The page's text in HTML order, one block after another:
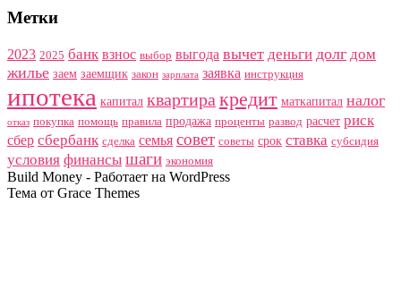
Метки
2023 2025 банк взнос выбор выгода вычет деньги долг дом
жилье заем заемщик закон зарплата заявка инструкция
ипотека капитал квартира кредит маткапитал налог
отказ покупка помощь правила продажа проценты развод расчет риск
сбер сбербанк сделка семья совет советы срок ставка субсидия
условия финансы шаги экономия
Build Money - Работает на WordPress
Тема от Grace Themes